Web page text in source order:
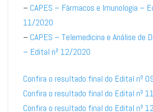
– CAPES – Fármacos e Imunologia –
11/2020
– CAPES – Telemedicina e Análise de
– Edital nº 12/2020
Confira o resultado final do Edital nº
Confira o resultado final do Edital nº
Confira o resultado final do Edital nº